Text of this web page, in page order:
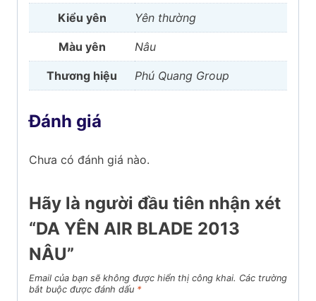
Kiểu yên Yên thường
Màu yên Nâu
Thương hiệu Phú Quang Group
Đánh giá
Chưa có đánh giá nào.
Hãy là người đầu tiên nhận xét
“DA YÊN AIR BLADE 2013
NÂU”
Email của bạn sẽ không được hiển thị công khai. Các trường
bắt buộc được đánh dấu *